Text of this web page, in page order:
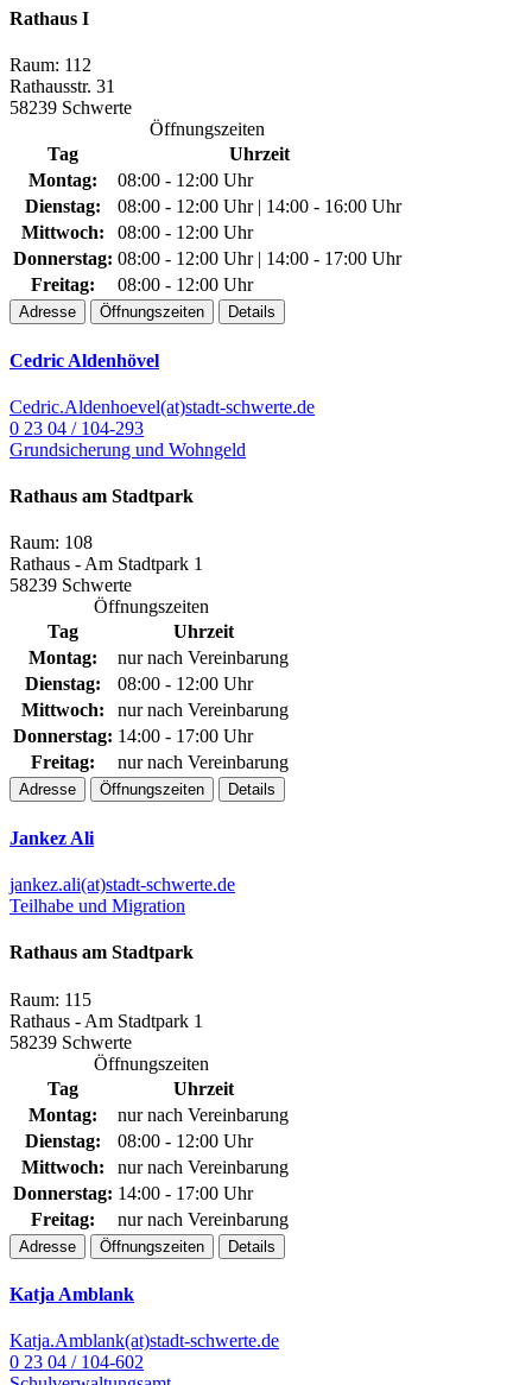
Rathaus I
Raum: 112
Rathausstr. 31
58239 Schwerte
Öffnungszeiten
Tag
Uhrzeit
Montag:
08:00 - 12:00 Uhr
Dienstag:
08:00 - 12:00 Uhr | 14:00 - 16:00 Uhr
Mittwoch:
08:00 - 12:00 Uhr
Donnerstag: 08:00 - 12:00 Uhr | 14:00 - 17:00 Uhr
Freitag:
08:00 - 12:00 Uhr
Adresse Öffnungszeiten Details
Cedric Aldenhövel
Cedric.Aldenhoevel(at)stadt-schwerte.de
0 23 04 / 104-293
Grundsicherung und Wohngeld
Rathaus am Stadtpark
Raum: 108
Rathaus - Am Stadtpark 1
58239 Schwerte
Öffnungszeiten
Tag
Uhrzeit
Montag:
nur nach Vereinbarung
Dienstag:
08:00 - 12:00 Uhr
Mittwoch:
nur nach Vereinbarung
Donnerstag: 14:00 - 17:00 Uhr
Freitag:
nur nach Vereinbarung
Adresse Öffnungszeiten Details
Jankez Ali
jankez.ali(at)stadt-schwerte.de
Teilhabe und Migration
Rathaus am Stadtpark
Raum: 115
Rathaus - Am Stadtpark 1
58239 Schwerte
Öffnungszeiten
Tag
Uhrzeit
Montag:
nur nach Vereinbarung
Dienstag:
08:00 - 12:00 Uhr
Mittwoch:
nur nach Vereinbarung
Donnerstag: 14:00 - 17:00 Uhr
Freitag:
nur nach Vereinbarung
Adresse Öffnungszeiten Details
Katja Amblank
Katja.Amblank(at)stadt-schwerte.de
0 23 04 / 104-602